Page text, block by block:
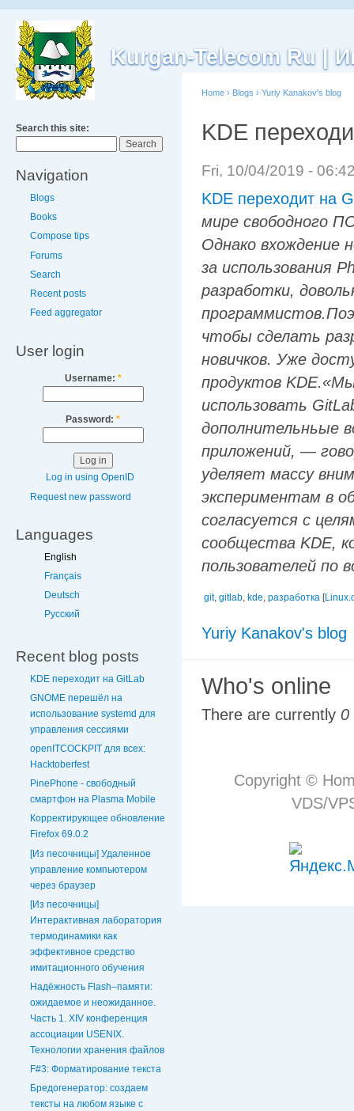
Kurgan-Telecom Ru |
Search this site:
Navigation
Blogs
Books
Compose tips
Forums
Search
Recent posts
Feed aggregator
User login
Username: *
Password: *
Log in using OpenID
Request new password
Languages
English
Français
Deutsch
Русский
Recent blog posts
KDE переходит на GitLab
GNOME перешёл на
использование systemd для
управления сессиями
openITCOCKPIT для всех:
Hacktoberfest
PinePhone - свободный
смартфон на Plasma Mobile
Корректирующее обновление
Firefox 69.0.2
[Из песочницы] Удаленное
управление компьютером
через браузер
[Из песочницы]
Интерактивная лаборатория
термодинамики как
эффективное средство
имитационного обучения
Надёжность Flash–памяти:
ожидаемое и неожиданное.
Часть 1. XIV конференция
ассоциации USENIX.
Технологии хранения файлов
F#3: Форматирование текста
Бредогенератор: создаем
тексты на любом языке с
Home › Blogs › Yuriy Kanakov's blog
KDE
Fri, 10/04/2019 -
KDE переходит на
мире свободного
Однако вхождение
за использования
разработки,
чтобы сделать
новичков. Уже
продуктов
использовать
дополнительньые
приложений, —
уделяет массу
экспериментам в
согласуется с
сообщества KDE,
пользователей по
git, gitlab kde разработка [
Yuriy Kanakov's blog
Who's online
There are currently 0
Copyright ©
VDS/